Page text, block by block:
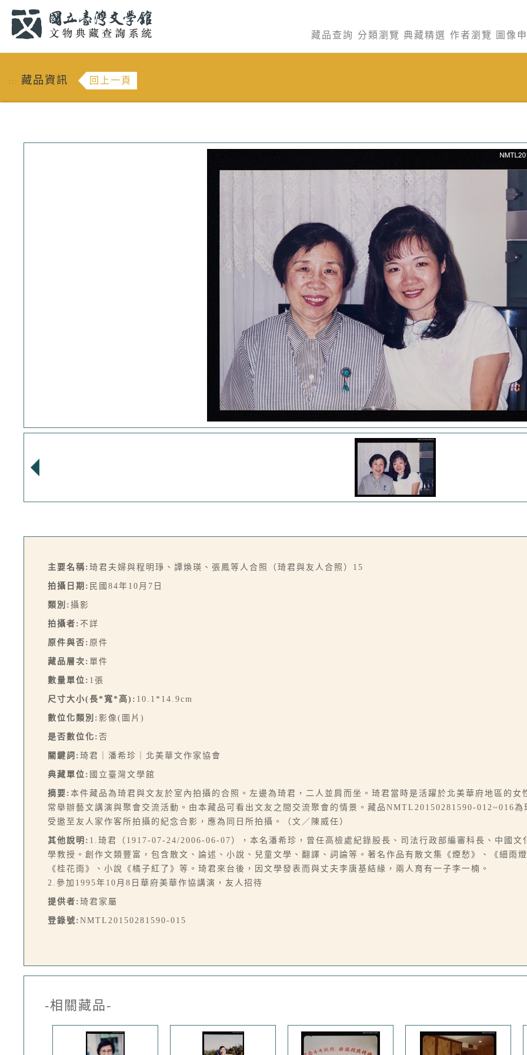
藏品查詢 分類瀏覽 典藏精選 作者瀏覽 圖像
::: 藏品資訊 回上一頁
主要名稱: 琦君夫婦與程明琤、譚煥瑛、張鳳等人合照（琦君與友人合照）15
拍攝日期: 民國84年10月7日
類別: 攝影
拍攝者: 不詳
原件與否: 原件
藏品層次: 單件
數量單位: 1張
尺寸大小(長*寬*高): 10.1*14.9cm
數位化類別: 影像(圖片)
是否數位化: 否
關鍵詞: 琦君｜潘希珍｜北美華文作家協會
典藏單位: 國立臺灣文學館
摘要: 本件藏品為琦君與文友於室內拍攝的合照。左邊為琦君，二人並肩而坐。琦君當時是活躍於北美華府地區的
常舉辦藝文講演與聚會交流活動。由本藏品可看出文友之間交流聚會的情景。藏品NMTL20150281590-012~016
受邀至友人家作客所拍攝的紀念合影，應為同日所拍攝。（文／陳威任）
其他說明: 1.琦君（1917-07-24/2006-06-07），本名潘希珍，曾任高檢處紀錄股長、司法行政部編審科長、中國文
學教授。創作文類豐富，包含散文、論述、小說、兒童文學、翻譯、詞論等。著名作品有散文集《煙愁》、《細雨
《桂花雨》、小說《橘子紅了》等。琦君來台後，因文學發表而與丈夫李唐基結緣，兩人育有一子李一楠。
2.參加1995年10月8日華府美華作協講演，友人招待
提供者: 琦君家屬
登錄號: NMTL20150281590-015
-相關藏品-